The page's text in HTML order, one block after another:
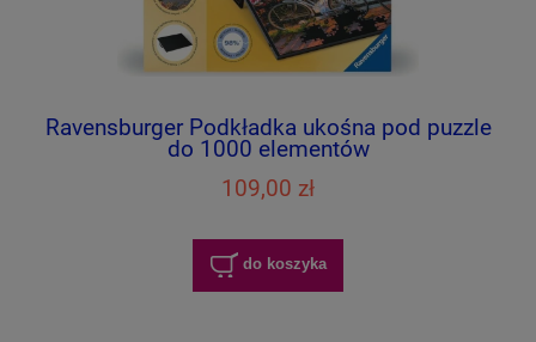
Ravensburger Podkładka ukośna pod puzzle
do 1000 elementów
109,00 zł
do koszyka